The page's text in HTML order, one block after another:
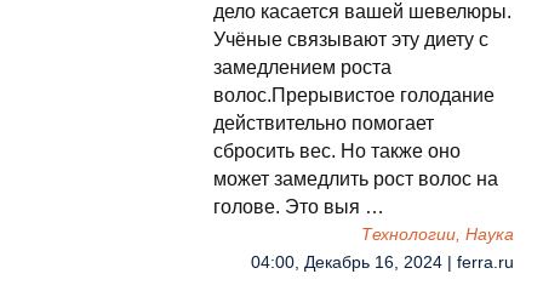
дело касается вашей шевелюры.
Учёные связывают эту диету с
замедлением роста
волос.Прерывистое голодание
действительно помогает
сбросить вес. Но также оно
может замедлить рост волос на
голове. Это выя …
Технологии, Наука
04:00, Декабрь 16, 2024 | ferra.ru